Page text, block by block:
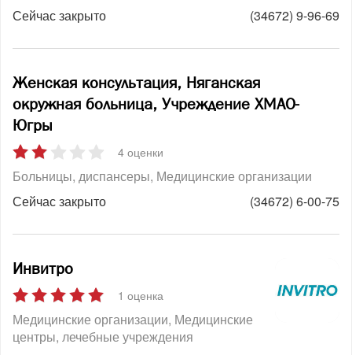
Сейчас закрыто
(34672) 9-96-69
Женская консультация, Няганская
окружная больница, Учреждение ХМАО-
Югры
4 оценки
Больницы, диспансеры Медицинские организации
Сейчас закрыто
(34672) 6-00-75
Инвитро
1 оценка
Медицинские организации Медицинские
центры, лечебные учреждения